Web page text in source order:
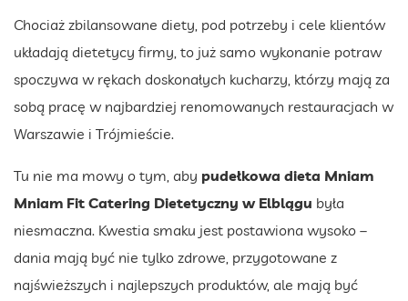
Chociaż zbilansowane diety, pod potrzeby i cele klientów
układają dietetycy firmy, to już samo wykonanie potraw
spoczywa w rękach doskonałych kucharzy, którzy mają za
sobą pracę w najbardziej renomowanych restauracjach w
Warszawie i Trójmieście.
Tu nie ma mowy o tym, aby pudełkowa dieta Mniam
Mniam Fit Catering Dietetyczny w Elblągu była
niesmaczna. Kwestia smaku jest postawiona wysoko –
dania mają być nie tylko zdrowe, przygotowane z
najświeższych i najlepszych produktów, ale mają być